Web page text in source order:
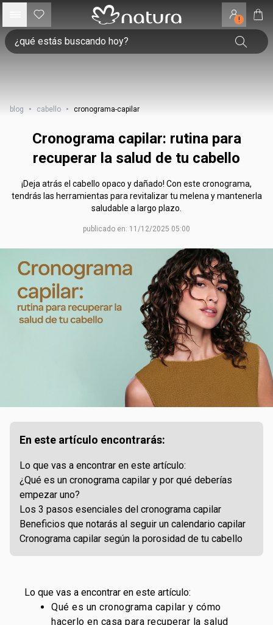
!
blog • cabello • cronograma-capilar
Cronograma capilar: rutina para
recuperar la salud de tu cabello
¡Deja atrás el cabello opaco y dañado! Con este cronograma,
tendrás las herramientas para revitalizar tu melena y mantenerla
saludable a largo plazo.
publicado en: 11/12/2025 05:00
En este artículo encontrarás:
Lo que vas a encontrar en este artículo:
¿Qué es un cronograma capilar y por qué deberías
empezar uno?
Los 3 pasos esenciales del cronograma capilar
Beneficios que notarás al seguir un calendario capilar
Cronograma capilar según la porosidad de tu cabello
Lo que vas a encontrar en este artículo:
Qué es un cronograma capilar y cómo
hacerlo en casa para recuperar la salud